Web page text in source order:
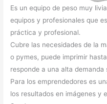
Es un equipo de peso muy
equipos y profesionales que
práctica y profesional.
Cubre las necesidades de la
o pymes, puede imprimir
responde a una alta demanda
Para los emprendedores es
los resultados en imágenes y